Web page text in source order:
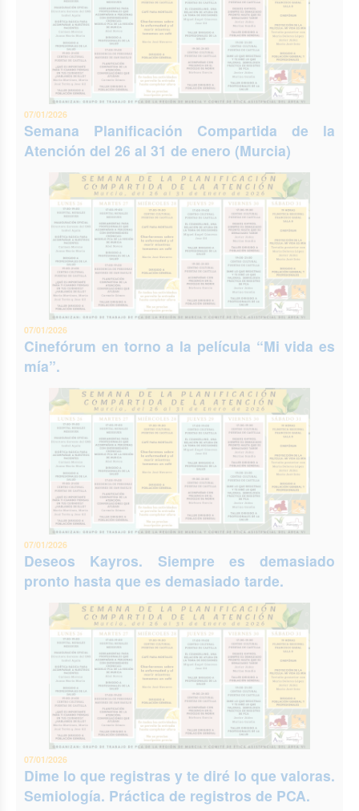
07/01/2026
Semana Planificación Compartida de la
Atención del 26 al 31 de enero (Murcia)
07/01/2026
Cinefórum en torno a la película “Mi vida es
mía”.
07/01/2026
Deseos Kayros. Siempre es demasiado
pronto hasta que es demasiado tarde.
07/01/2026
Dime lo que registras y te diré lo que valoras.
Semiología. Práctica de registros de PCA.